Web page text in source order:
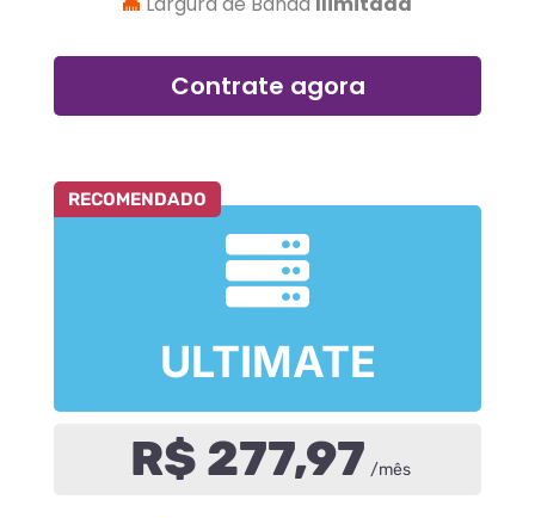
Contrate agora
ULTIMATE
R$ 277,97 /mês
RECOMENDADO